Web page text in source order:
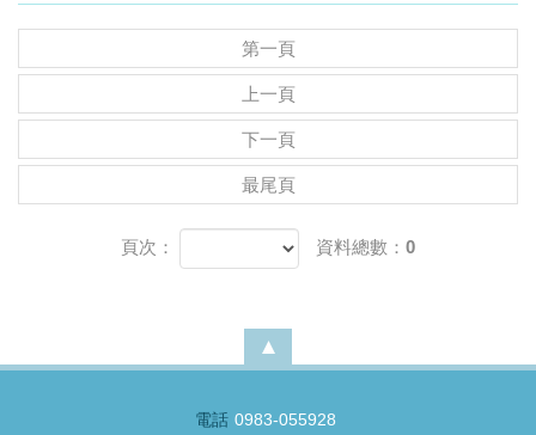
第一頁
上一頁
下一頁
最尾頁
頁次： 資料總數：0
電話 0983-055928